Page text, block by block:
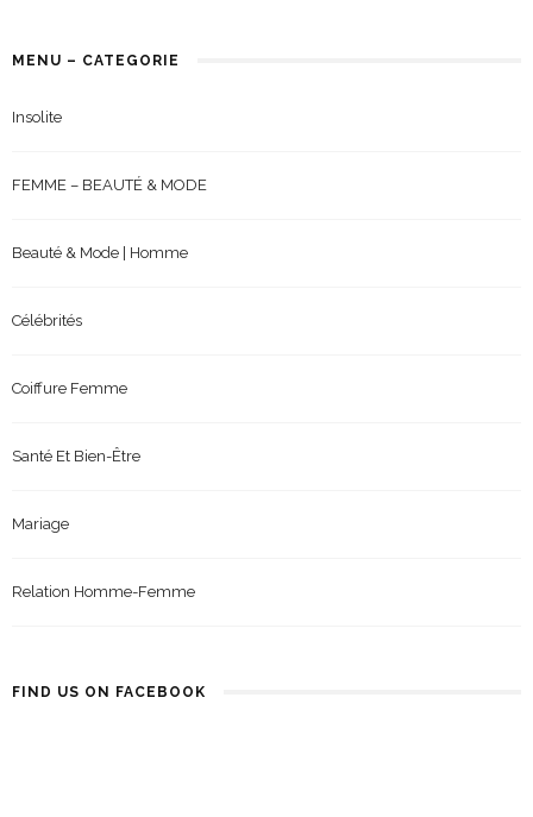
MENU – CATEGORIE
Insolite
FEMME – BEAUTÉ & MODE
Beauté & Mode | Homme
Célébrités
Coiffure Femme
Santé Et Bien-Être
Mariage
Relation Homme-Femme
FIND US ON FACEBOOK